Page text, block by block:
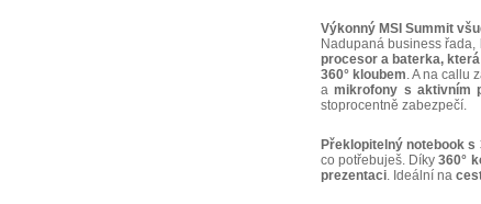
Výkonný MSI Summit
Nadupaná business
procesor a baterka,
360° kloubem. A na callu
amikrofony s aktivním
stoprocentně zabezpečí.
Překlopitelný notebook s
co potřebuješ. Díky360°
prezentaci. Ideální na